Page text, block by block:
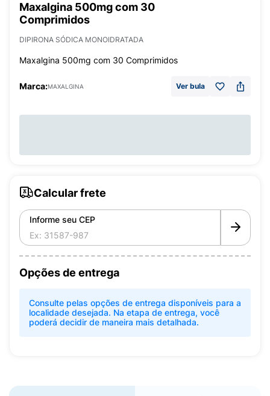
Maxalgina 500mg com 30
Comprimidos
DIPIRONA SÓDICA MONOIDRATADA
Maxalgina 500mg com 30 Comprimidos
Marca:MAXALGINA Ver bula
Calcular frete
Informe seu CEP
Opções de entrega
Consulte pelas opções de entrega disponíveis para a
localidade desejada. Na etapa de entrega, você
poderá decidir de maneira mais detalhada.